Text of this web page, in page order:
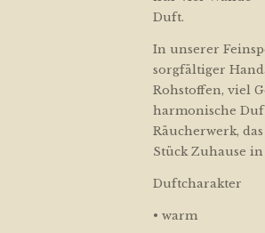
Duft.
In unserer
sorgfältiger
Rohstoffen, viel
harmonische
Räucherwerk,
Stück Zuhause
Duftcharakter
• warm